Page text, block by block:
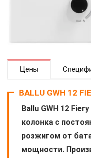
Цены
BALLU GWH 12
Ballu GWH 12
колонка с
розжигом от
мощности.